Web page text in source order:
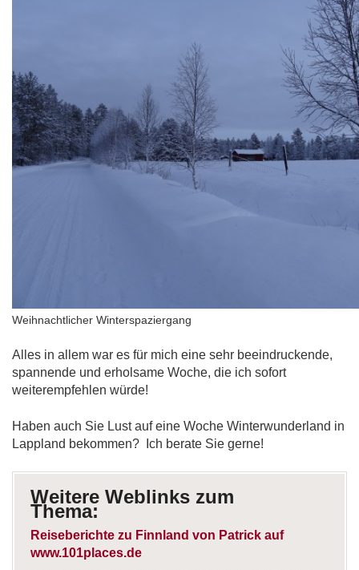
Weihnachtlicher Winterspaziergang
Alles in allem war es für mich eine sehr beeindruckende,
spannende und erholsame Woche, die ich sofort
weiterempfehlen würde!
Haben auch Sie Lust auf eine Woche Winterwunderland in
Lappland bekommen? Ich berate Sie gerne!
Weitere Weblinks zum
Thema:
Reiseberichte zu Finnland von Patrick auf
www.101places.de